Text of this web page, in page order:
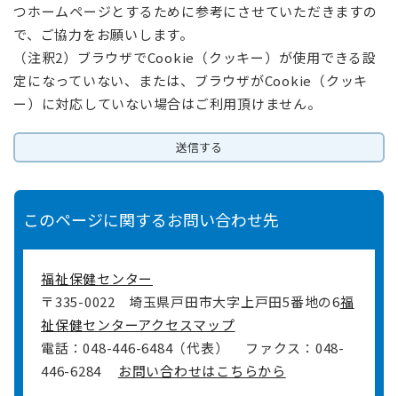
つホームページとするために参考にさせていただきますの
で、ご協力をお願いします。
（注釈2）ブラウザでCookie（クッキー）が使用できる設
定になっていない、または、ブラウザがCookie（クッキ
ー）に対応していない場合はご利用頂けません。
このページに関するお問い合わせ先
福祉保健センター
〒335-0022
埼玉県戸田市大字上戸田5番地の6福
祉保健センターアクセスマップ
電話：048-446-6484（代表）
ファクス：048-
446-6284
お問い合わせはこちらから